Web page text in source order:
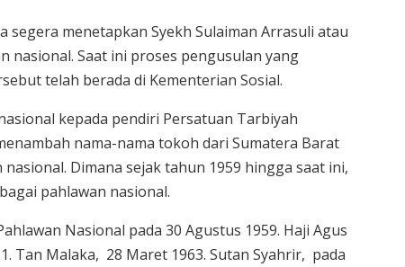
segera menetapkan Syekh Sulaiman Arrasuli atau
nasional. Saat ini proses pengusulan yang
telah berada di Kementerian Sosial.
kepada pendiri Persatuan Tarbiyah
nama-nama tokoh dari Sumatera Barat
Dimana sejak tahun 1959 hingga saat ini,
pahlawan nasional.
Nasional pada 30 Agustus 1959. Haji Agus
Tan Malaka, 28 Maret 1963. Sutan Syahrir, pada